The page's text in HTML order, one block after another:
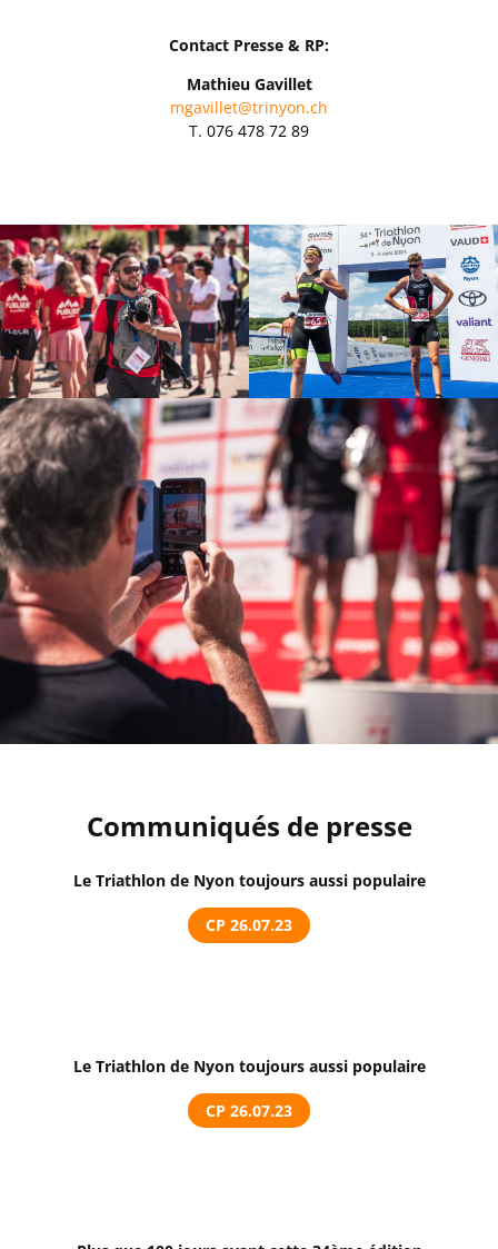
Contact Presse & RP:
Mathieu Gavillet
mgavillet@trinyon.ch
T. 076 478 72 89
Communiqués de presse
Le Triathlon de Nyon toujours aussi populaire
CP 26.07.23
Le Triathlon de Nyon toujours aussi populaire
CP 26.07.23